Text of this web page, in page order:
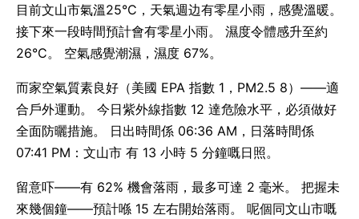
目前文山市氣溫25°C，天氣週边有零星小雨，感覺溫暖。
接下來一段時間預計會有零星小雨。 濕度令體感升至約
26°C。 空氣感覺潮濕，濕度 67%。
而家空氣質素良好（美國 EPA 指數 1，PM2.5 8）——適
合戶外運動。 今日紫外線指數 12 達危險水平，必須做好
全面防曬措施。 日出時間係 06:36 AM，日落時間係
07:41 PM：文山市 有 13 小時 5 分鐘嘅日照。
留意吓——有 62% 機會落雨，最多可達 2 毫米。 把握未
來幾個鐘——預計喺 15 左右開始落雨。 呢個同文山市嘅